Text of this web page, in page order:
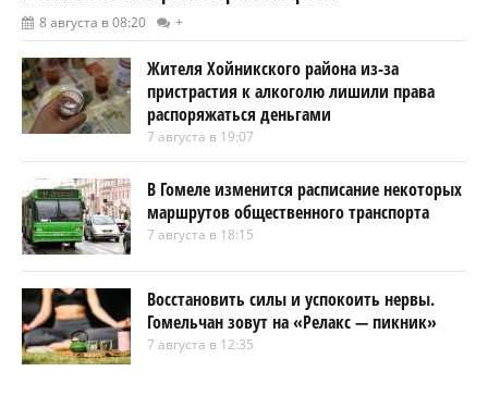
8 августа в 08:20 +
Жителя Хойникского района из-за
пристрастия к алкоголю лишили права
распоряжаться деньгами
7 августа в 19:07
В Гомеле изменится расписание некоторых
маршрутов общественного транспорта
7 августа в 18:15
Восстановить силы и успокоить нервы.
Гомельчан зовут на «Релакс — пикник»
7 августа в 12:35